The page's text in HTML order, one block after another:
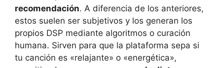
recomendación. A diferencia de los anteriores,
estos suelen ser subjetivos y los generan los
propios DSP mediante algoritmos o curación
humana. Sirven para que la plataforma sepa si
tu canción es «relajante» o «energética»,